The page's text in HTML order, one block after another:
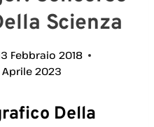
Scienza
Febbraio 2018
Aprile 2023
Della